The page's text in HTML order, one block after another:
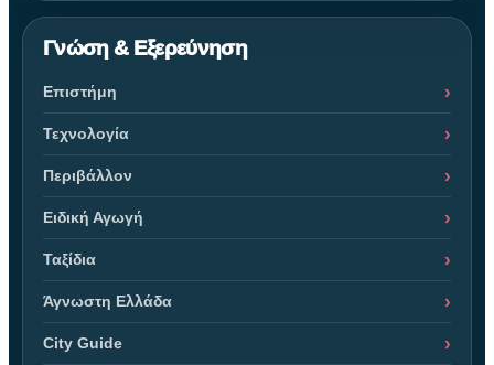
Γνώση & Εξερεύνηση
Επιστήμη
Τεχνολογία
Περιβάλλον
Ειδική Αγωγή
Ταξίδια
Άγνωστη Ελλάδα
City Guide